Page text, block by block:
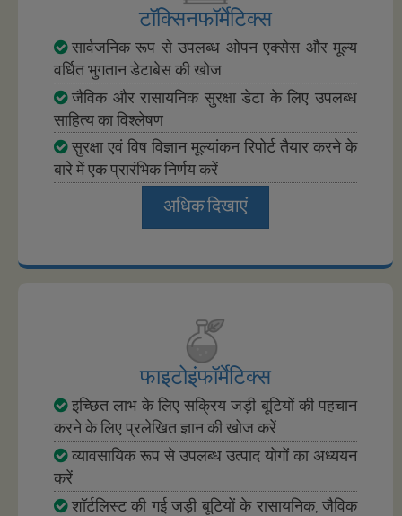
टॉक्सिनफॉर्मेटिक्स
सार्वजनिक रूप से उपलब्ध ओपन एक्सेस और मूल्य
वर्धित भुगतान डेटाबेस की खोज
जैविक और रासायनिक सुरक्षा डेटा के लिए उपलब्ध
साहित्य का विश्लेषण
सुरक्षा एवं विष विज्ञान मूल्यांकन रिपोर्ट तैयार करने के
बारे में एक प्रारंभिक निर्णय करें
अधिक दिखाएं
फाइटोइंफॉर्मेटिक्स
इच्छित लाभ के लिए सक्रिय जड़ी बूटियों की पहचान
करने के लिए प्रलेखित ज्ञान की खोज करें
व्यावसायिक रूप से उपलब्ध उत्पाद योगों का अध्ययन
करें
शॉर्टलिस्ट की गई जड़ी बूटियों के रासायनिक, जैविक